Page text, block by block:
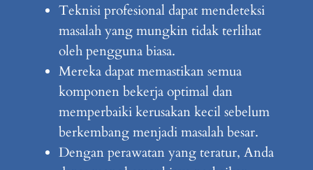
Teknisi profesional dapat mendeteksi
masalah yang mungkin tidak terlihat
oleh pengguna biasa.
Mereka dapat memastikan semua
komponen bekerja optimal dan
memperbaiki kerusakan kecil sebelum
berkembang menjadi masalah besar.
Dengan perawatan yang teratur, Anda